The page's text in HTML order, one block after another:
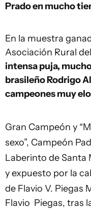
Prado en mucho
En la muestra
Asociación Rural
intensa puja,
brasileño Rodrigo
campeones muy
Gran Campeón y
sexo”, Campeón
Laberinto de Santa
y expuesto por la
de Flavio V. Piegas
Flavio Piegas, tras